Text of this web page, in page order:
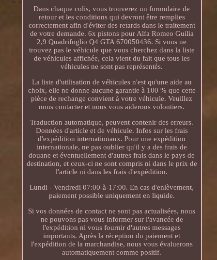
Dans chaque colis, vous trouverez un formulaire de
retour et les conditions qui devront être remplies
correctement afin d'éviter des retards dans le traitement
de votre demande. 6x pistons pour Alfa Romeo Guilia
2,9 Quadrifoglio Q4 GTA 670050436. Si vous ne
trouvez pas le véhicule que vous cherchez dans la liste
de véhicules affichée, cela vient du fait que tous les
véhicules ne sont pas représentés.
La liste d'utilisation de véhicules n'est qu'une aide au
choix, elle ne donne aucune garantie à 100 % que cette
pièce de rechange convient à votre véhicule. Veuillez
nous contacter et nous vous aiderons volontiers.
Traduction automatique, peuvent contenir des erreurs.
Données d'article et de véhicule. Infos sur les frais
d'expédition internationaux. Pour une expédition
internationale, ne pas oublier qu'il y a des frais de
douane et éventuellement d'autres frais dans le pays de
destination, et ceux-ci ne sont compris ni dans le prix de
l'article ni dans les frais d'expédition.
Lundi - Vendredi 07:00-à-17:00. En cas d'enlèvement,
paiement possible uniquement en liquide.
Si vos données de contact ne sont pas actualisées, nous
ne pouvons pas vous informer sur l'avancée de
l'expédition ni vous fournir d'autres messages
importants. Après la réception du paiement et
l'expédition de la marchandise, nous vous évaluerons
automatiquement comme positif.